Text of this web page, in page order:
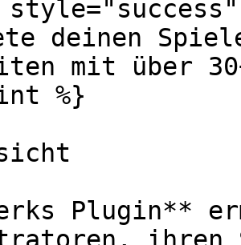
deinen
mit über
%}
Plugin**